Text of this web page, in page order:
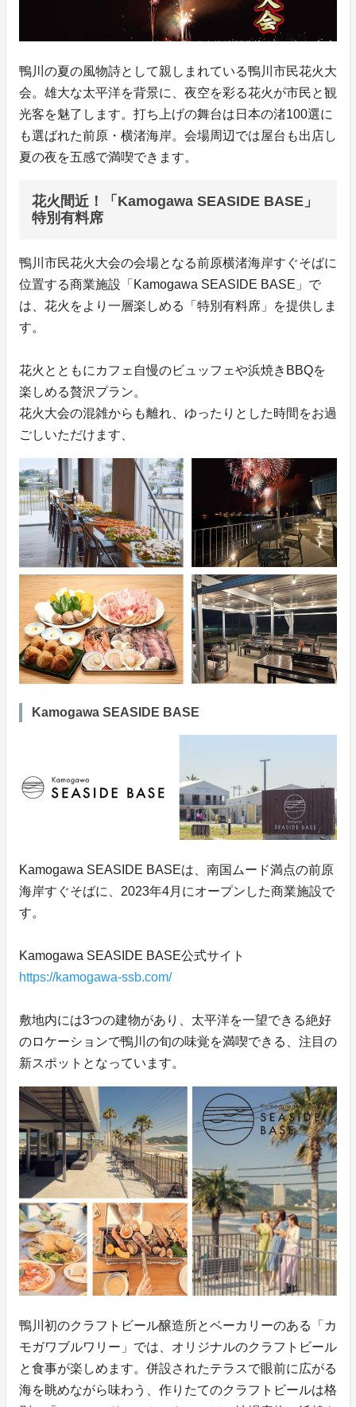
鴨川の夏の風物詩として親しまれている鴨川市民花火大
会。雄大な太平洋を背景に、夜空を彩る花火が市民と観
光客を魅了します。打ち上げの舞台は日本の渚100選に
も選ばれた前原・横渚海岸。会場周辺では屋台も出店し
夏の夜を五感で満喫できます。
花火間近！「Kamogawa SEASIDE BASE」
特別有料席
鴨川市民花火大会の会場となる前原横渚海岸すぐそばに
位置する商業施設「Kamogawa SEASIDE BASE」で
は、花火をより一層楽しめる「特別有料席」を提供しま
す。
花火とともにカフェ自慢のビュッフェや浜焼きBBQを
楽しめる贅沢プラン。
花火大会の混雑からも離れ、ゆったりとした時間をお過
ごしいただけます、
Kamogawa SEASIDE BASE
Kamogawa SEASIDE BASEは、南国ムード満点の前原
海岸すぐそばに、2023年4月にオープンした商業施設で
す。
Kamogawa SEASIDE BASE公式サイト
https://kamogawa-ssb.com/
敷地内には3つの建物があり、太平洋を一望できる絶好
のロケーションで鴨川の旬の味覚を満喫できる、注目の
新スポットとなっています。
鴨川初のクラフトビール醸造所とベーカリーのある「カ
モガワブルワリー」では、オリジナルのクラフトビール
と食事が楽しめます。併設されたテラスで眼前に広がる
海を眺めながら味わう、作りたてのクラフトビールは格